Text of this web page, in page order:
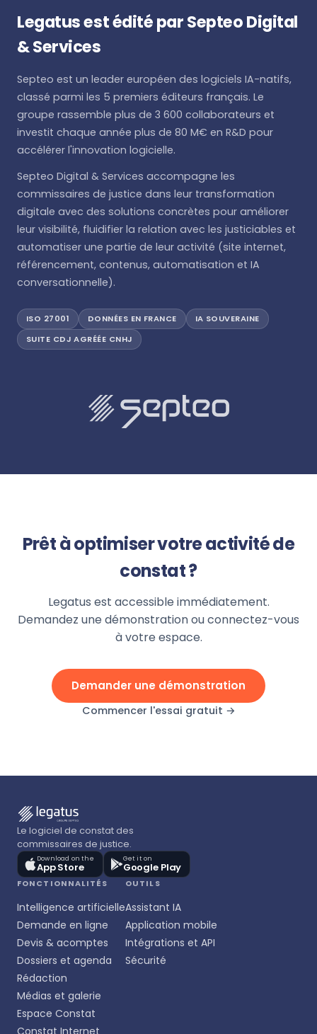
Legatus est édité par Septeo Digital
& Services
Septeo est un leader européen des logiciels IA-natifs,
classé parmi les 5 premiers éditeurs français. Le
groupe rassemble plus de 3 600 collaborateurs et
investit chaque année plus de 80 M€ en R&D pour
accélérer l'innovation logicielle.
Septeo Digital & Services accompagne les
commissaires de justice dans leur transformation
digitale avec des solutions concrètes pour améliorer
leur visibilité, fluidifier la relation avec les justiciables et
automatiser une partie de leur activité (site internet,
référencement, contenus, automatisation et IA
conversationnelle).
ISO 27001 DONNÉES EN FRANCE
IA SOUVERAINE
SUITE CDJ AGRÉÉE CNHJ
Prêt à optimiser votre activité de
constat ?
Legatus est accessible immédiatement.
Demandez une démonstration ou connectez-vous
à votre espace.
Demander une démonstration
Commencer l'essai gratuit →
Le logiciel de constat des
commissaires de justice.
Download on the
App Store
Get it on
Google Play
FONCTIONNALITÉS
Intelligence artificielle
Demande en ligne
Devis & acomptes
Dossiers et agenda
Rédaction
Médias et galerie
Espace Constat
OUTILS
Assistant IA
Application mobile
Intégrations et API
Sécurité